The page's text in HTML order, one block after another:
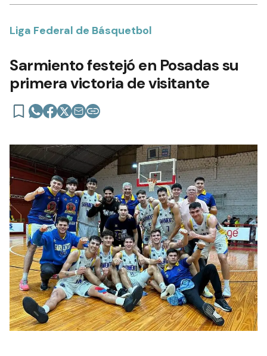
Liga Federal de Básquetbol
Sarmiento festejó en Posadas su
primera victoria de visitante